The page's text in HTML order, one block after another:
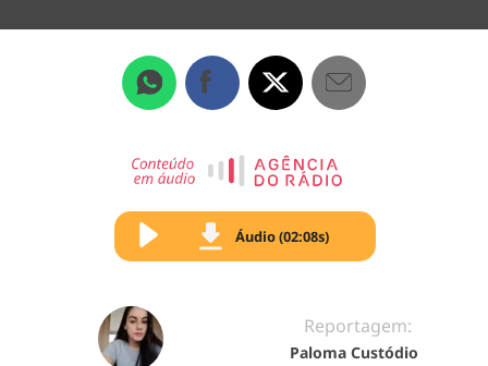
Áudio (02:08s)
Reportagem:
Paloma Custódio